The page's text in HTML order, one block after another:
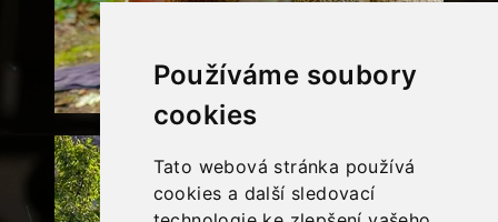
Používáme soubory
cookies
Tato webová stránka používá
cookies a další sledovací